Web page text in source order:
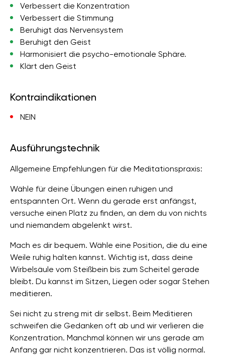
Verbessert die Konzentration
Verbessert die Stimmung
Beruhigt das Nervensystem
Beruhigt den Geist
Harmonisiert die psycho-emotionale Sphäre.
Klärt den Geist
Kontraindikationen
NEIN
Ausführungstechnik
Allgemeine Empfehlungen für die Meditationspraxis:
Wähle für deine Übungen einen ruhigen und
entspannten Ort. Wenn du gerade erst anfängst,
versuche einen Platz zu finden, an dem du von nichts
und niemandem abgelenkt wirst.
Mach es dir bequem. Wähle eine Position, die du eine
Weile ruhig halten kannst. Wichtig ist, dass deine
Wirbelsäule vom Steißbein bis zum Scheitel gerade
bleibt. Du kannst im Sitzen, Liegen oder sogar Stehen
meditieren.
Sei nicht zu streng mit dir selbst. Beim Meditieren
schweifen die Gedanken oft ab und wir verlieren die
Konzentration. Manchmal können wir uns gerade am
Anfang gar nicht konzentrieren. Das ist völlig normal.